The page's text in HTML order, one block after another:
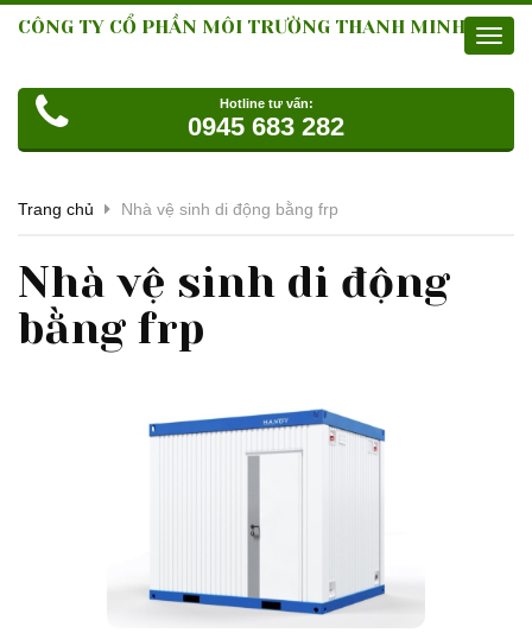
CÔNG TY CỔ PHẦN MÔI TRƯỜNG THANH MINH
Hotline tư vấn:
0945 683 282
Trang chủ Nhà vệ sinh di động bằng frp
Nhà vệ sinh di động
bằng frp